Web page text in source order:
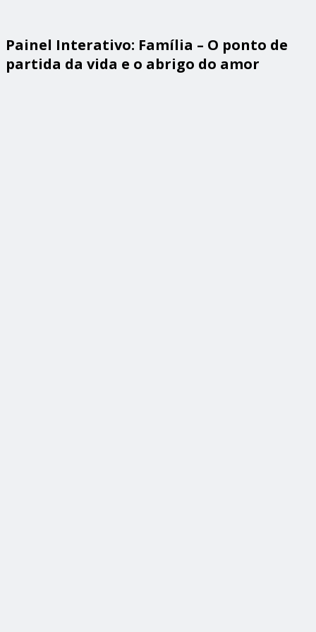
Painel Interativo: Família – O ponto de
partida da vida e o abrigo do amor